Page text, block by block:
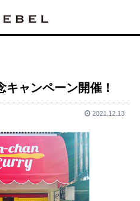
ャンペーン開催！
2021.12.13